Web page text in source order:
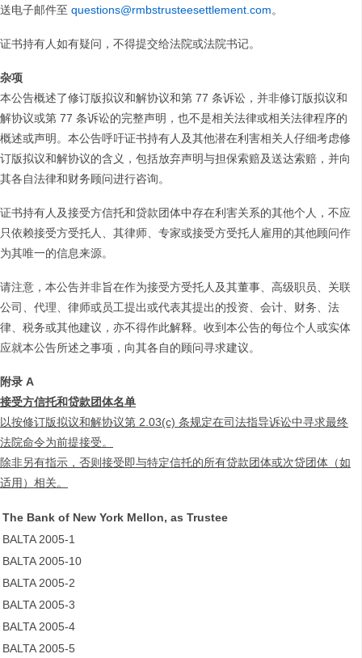
送电子邮件至 questions@rmbstrusteesettlement.com。
证书持有人如有疑问，不得提交给法院或法院书记。
杂项
本公告概述了修订版拟议和解协议和第 77 条诉讼，并非修订版拟议和
解协议或第 77 条诉讼的完整声明，也不是相关法律或相关法律程序的
概述或声明。本公告呼吁证书持有人及其他潜在利害相关人仔细考虑修
订版拟议和解协议的含义，包括放弃声明与担保索赔及送达索赔，并向
其各自法律和财务顾问进行咨询。
证书持有人及接受方信托和贷款团体中存在利害关系的其他个人，不应
只依赖接受方受托人、其律师、专家或接受方受托人雇用的其他顾问作
为其唯一的信息来源。
请注意，本公告并非旨在作为接受方受托人及其董事、高级职员、关联
公司、代理、律师或员工提出或代表其提出的投资、会计、财务、法
律、税务或其他建议，亦不得作此解释。收到本公告的每位个人或实体
应就本公告所述之事项，向其各自的顾问寻求建议。
附录 A
接受方信托和贷款团体名单
以按修订版拟议和解协议第 2.03(c) 条规定在司法指导诉讼中寻求最终
法院命令为前提接受。
除非另有指示，否则接受即与特定信托的所有贷款团体或次贷团体（如
适用）相关。
The Bank of New York Mellon, as Trustee
BALTA 2005-1
BALTA 2005-10
BALTA 2005-2
BALTA 2005-3
BALTA 2005-4
BALTA 2005-5